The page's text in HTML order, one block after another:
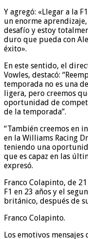
Y agregó: «Llegar a la
un enorme
desafío y estoy
duro que pueda con
éxito».
En este sentido, el
Vowles, destacó:
temporada no es una
ligera, pero creemos
oportunidad de
de la temporada”.
“También creemos en
en la Williams Racing
teniendo una
que es capaz en las
expresó.
Franco Colapinto, de
F1 en 23 años y el
británico, después de
Franco Colapinto.
Los emotivos